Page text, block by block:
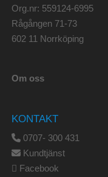
Org.nr: 559124-6995
Rågången 71-73
602 11 Norrköping
Om oss
KONTAKT
0707- 300 431
Kundtjänst
Facebook